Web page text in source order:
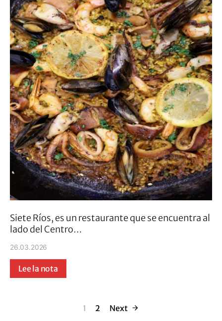
Siete Ríos, es un restaurante que se encuentra al
lado del Centro…
26.03.2026
Lee la nota
Paginación de
1 2 Next